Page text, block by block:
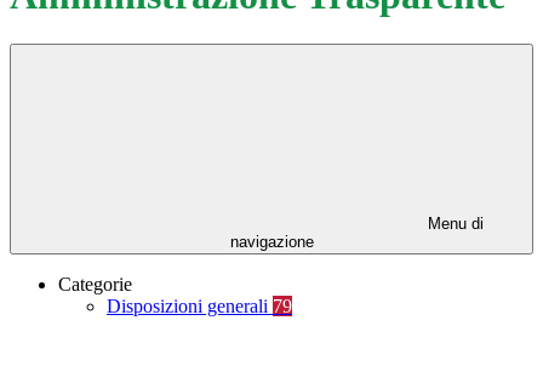
Menu di
navigazione
Categorie
Disposizioni generali 79